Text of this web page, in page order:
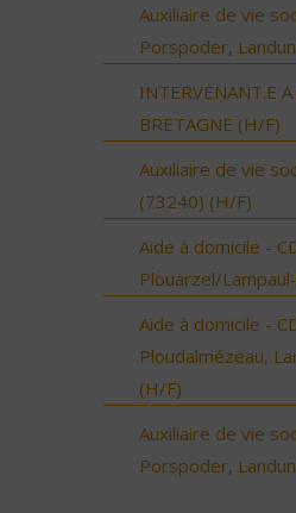
Auxiliaire de vie
Porspoder,
INTERVENANT.E
BRETAGNE (H/F)
Auxiliaire de vie
(73240) (H/F)
Aide à domicile -
Plouarzel/
Aide à domicile -
Ploudalmézeau,
(H/F)
Auxiliaire de vie
Porspoder,